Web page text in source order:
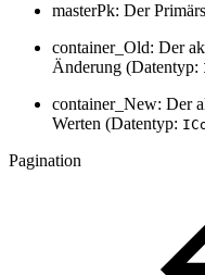
masterPk: Der
container_Old: Der
Änderung (Datentyp:
container_New: Der
Werten (Datentyp:
Pagination